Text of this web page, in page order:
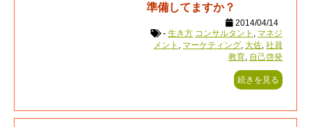
準備してますか？
2014/04/14
- 生き方 コンサルタント
マネジ
メント
マーケティング 大佐 社員
教育 自己啓発
続きを見る